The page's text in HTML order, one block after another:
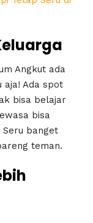
Angkut ada
aja! Ada spot
bisa belajar
bisa
banget
teman.